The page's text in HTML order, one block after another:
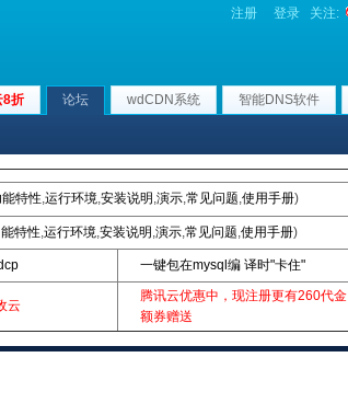
注册 登录 关注:
8折 论坛 wdCDN系统 智能DNS软件
特性,运行环境,安装说明 ,演示,常见问题,使用手册)
特性,运行环境,安装说明 ,演示,常见问题,使用手册)
一键包在mysql编 译时"卡住"
云
腾讯云优惠中，现注册更有260代金
额券赠送